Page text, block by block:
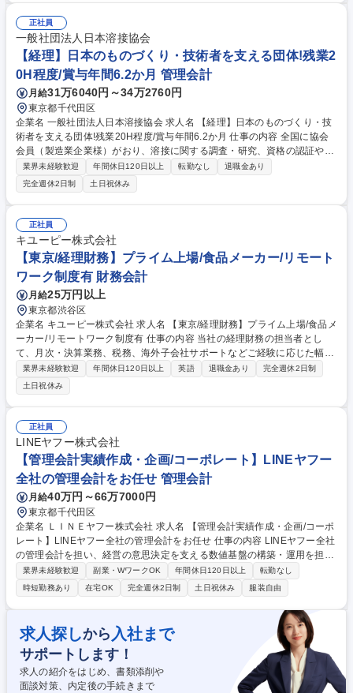
トなど ＜BPR業務＞ ■FP&A/管理会計業務フロー構築及び改善 募集職種
【東京/経理財務(FP＆A担当)】プライム上場/食品メーカー/リモートワー
ク制度有
正社員
一般社団法人日本溶接協会
【経理】日本のものづくり・技術者を支える団体!残業2
0H程度/賞与年間6.2か月 管理会計
月給31万6040円～34万2760円
東京都千代田区
企業名 一般社団法人日本溶接協会 求人名 【経理】日本のものづくり・技
術者を支える団体!残業20H程度/賞与年間6.2か月 仕事の内容 全国に協会
会員（製造業企業様）がおり、溶接に関する調査・研究、資格の認証や教
育などを行っている当協会にて、経理を担当いただきます。 【詳細】仕
訳、月次年次決算サポート、銀行からの問い合わせ対応、資料作成、財務
に関する委員会の運営 など 【具体的には】■全国の支部にも経理担当がお
り、仕分けの方法など問合せも来ます。その際は本部経理担当としてサポ
ートいただきます。■当協会内には会員企業様で構成される委員会が複数
あります。そのうち、資産や会計に関して議論をする財務委員会にて、会
議運営の準備・進行業務が発生します。 募集職種 【経理】日本のものづ
くり・技術者を支える団体!残業20H程度/賞与年間6.2か月
業界未経験歓迎 年間休日120日以上 転勤なし
退職金あり
完全週休2日制
土日祝休み
正社員
キユーピー株式会社
【東京/経理財務】プライム上場/食品メーカー/リモート
ワーク制度有 財務会計
月給25万円以上
東京都渋谷区
企業名 キユーピー株式会社 求人名 【東京/経理財務】プライム上場/食品メ
ーカー/リモートワーク制度有 仕事の内容 当社の経理財務の担当者とし
て、月次・決算業務、税務、海外子会社サポートなどご経験に応じた幅広
い業務をご担当していただきます。 【詳細】 ■財務経理全般…月次・決算
業務、税務、海外子会社のサポート ■その他…各種プロジェクト対応、シ
ステム構築支援、海外事業の業績数値管理や統制強化 【業務に関する変更
の範囲:当社業務全般】 募集職種 【東京/経理財務】プライム上場/食品メー
カー/リモートワーク制度有
業界未経験歓迎 年間休日120日以上 英語 退職金あり
完全週休2日制
土日祝休み
正社員
LINEヤフー株式会社
【管理会計実績作成・企画/コーポレート】LINEヤフー
全社の管理会計をお任せ 管理会計
月給40万円～66万7000円
東京都千代田区
企業名 ＬＩＮＥヤフー株式会社 求人名 【管理会計実績作成・企画/コーポ
レート】LINEヤフー全社の管理会計をお任せ 仕事の内容 LINEヤフー全社
の管理会計を担い、経営の意思決定を支える数値基盤の構築・運用を担当
していただきます。月次の管理会計実績の作成だけではなく、組織変更や
新規事業の立ち上げなどの変化に対応しながら、 管理会計ルールの企画・
改善や、基幹システム刷新に伴う業務プロセス設計にも関わっていただき
ます。■月次の管理会計実績P/Lの作成、管理、確定■財務会計数値との突
合、各事業部門からのデータ収集、配賦計算の実施■過去実績数値の遡及
対応を含む管理会計数値の整備■属人化した管理会計業務の棚卸し、標準
化、マニュアル化、自動化の推進■経営要請に応じた管理会計ルールの企
画、提案、運用への落とし込み など 募集職種 【管理会計実績作成・企画/
コーポレート】LINEヤフー全社の管理会計をお任せ
業界未経験歓迎 副業・WワークOK 年間休日120日以上
転勤なし
時短勤務あり
在宅OK 完全週休2日制 土日祝休み 服装自由
求人探しから 入社まで
サポートします！
求人の紹介をはじめ、書類添削や
面談対策、内定後の手続きまで